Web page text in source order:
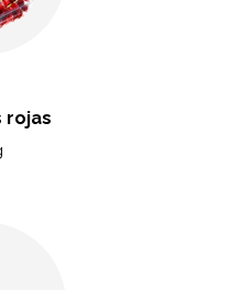
rojas